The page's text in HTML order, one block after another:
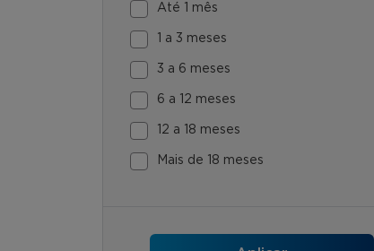
Até 1 mês
1 a 3 meses
3 a 6 meses
6 a 12 meses
12 a 18 meses
Mais de 18 meses